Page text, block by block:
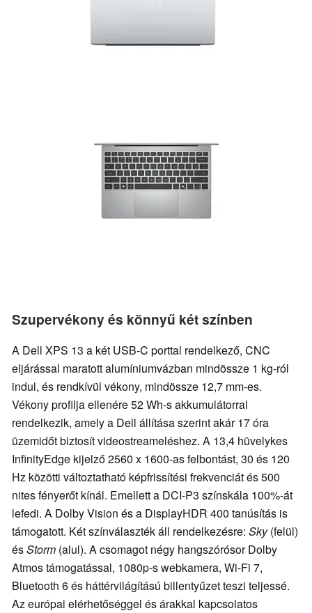
Szupervékony és könnyű két színben
A Dell XPS 13 a két USB-C porttal rendelkező, CNC
eljárással maratott alumíniumvázban mindössze 1 kg-ról
indul, és rendkívül vékony, mindössze 12,7 mm-es.
Vékony profilja ellenére 52 Wh-s akkumulátorral
rendelkezik, amely a Dell állítása szerint akár 17 óra
üzemidőt biztosít videostreameléshez. A 13,4 hüvelykes
InfinityEdge kijelző 2560 x 1600-as felbontást, 30 és 120
Hz közötti változtatható képfrissítési frekvenciát és 500
nites fényerőt kínál. Emellett a DCI-P3 színskála 100%-át
lefedi. A Dolby Vision és a DisplayHDR 400 tanúsítás is
támogatott. Két színválaszték áll rendelkezésre: Sky(felül)
ésStorm (alul). A csomagot négy hangszórósor Dolby
Atmos támogatással, 1080p-s webkamera, Wi-Fi 7,
Bluetooth 6 és háttérvilágítású billentyűzet teszi teljessé.
Az európai elérhetőséggel és árakkal kapcsolatos